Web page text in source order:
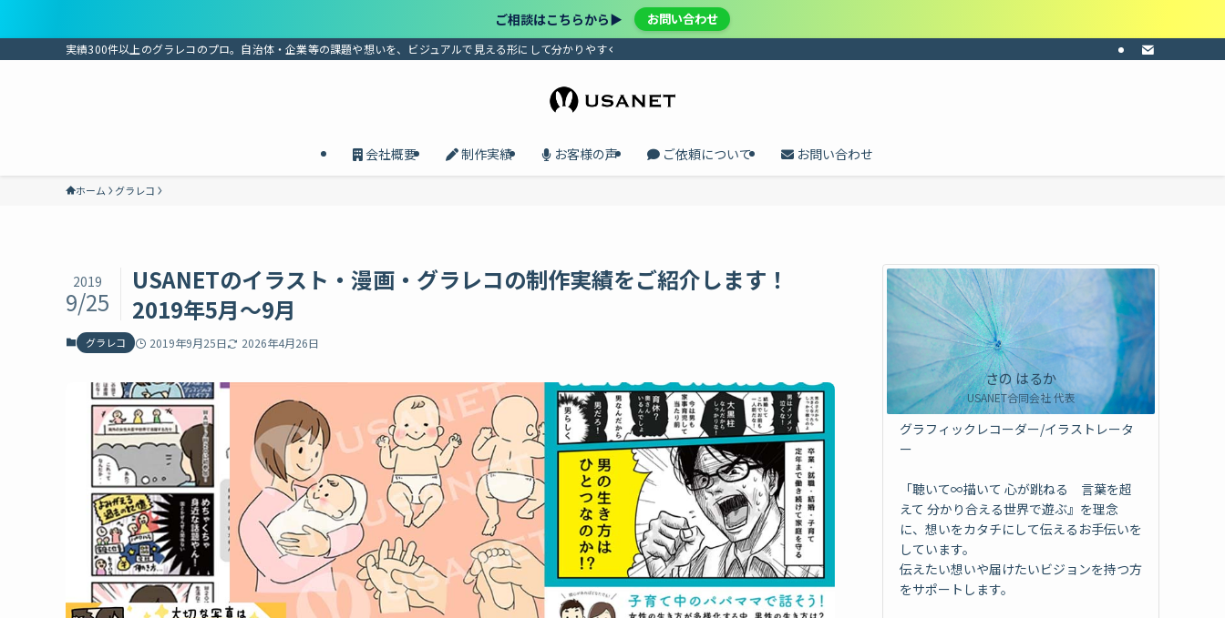
ご相談はこちらから▶︎ お問い合わせ
実績300件以上のグラレコのプロ。自治体・企業等の課題や想いを、ビジュアルで見える形にして分かりやすく届けます。プロセスの共有で、メンバーの共感・納得感・共通認識を。目的に合わせて料金を個別にお見積り。ご依頼は
会社概要 制作実績 お客様の声 ご依頼について お問い合わせ
ホーム グラレコ
USANETのイラスト・漫画・グラレコの制作実績をご紹介します！
2019年5月〜9月
2019
9/25
グラレコ 2019年9月25日 2026年4月26日
さの はるか
USANET合同会社 代表
グラフィックレコーダー/イラストレータ
ー
「聴いて∞描いて 心が跳ねる 言葉を超
えて 分かり合える世界で遊ぶ』を理念
に、想いをカタチにして伝えるお手伝いを
しています。
伝えたい想いや届けたいビジョンを持つ方
をサポートします。